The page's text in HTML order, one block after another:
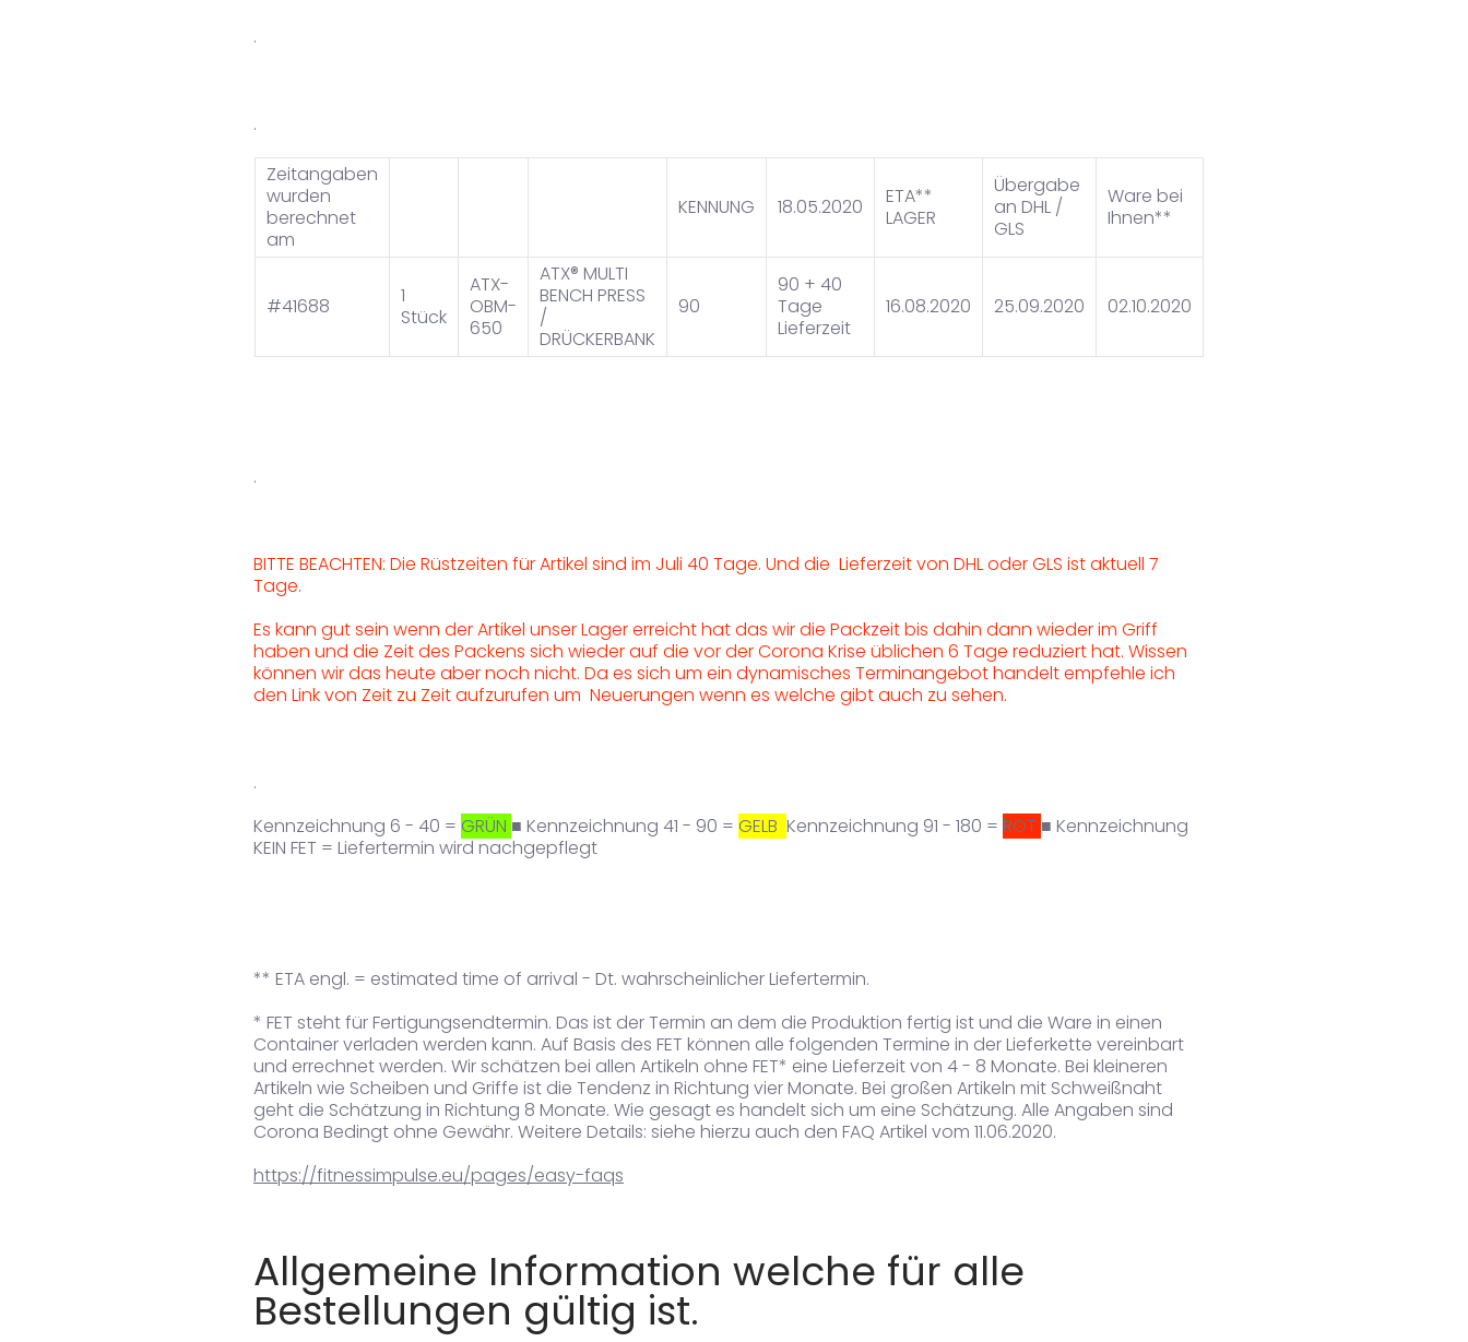
.
.
Zeitangaben
wurden
berechnet
am
KENNUNG 18.05.2020
ETA**
LAGER
Übergabe
an DHL /
GLS
Ware bei
Ihnen**
#41688
1
Stück
ATX-
OBM-
650
ATX® MULTI
BENCH PRESS
/
DRÜCKERBANK
90
90 + 40
Tage
Lieferzeit
16.08.2020 25.09.2020 02.10.2020
.
BITTE BEACHTEN: Die Rüstzeiten für Artikel sind im Juli 40 Tage. Und die Lieferzeit von DHL oder GLS ist aktuell 7
Tage.
Es kann gut sein wenn der Artikel unser Lager erreicht hat das wir die Packzeit bis dahin dann wieder im Griff
haben und die Zeit des Packens sich wieder auf die vor der Corona Krise üblichen 6 Tage reduziert hat. Wissen
können wir das heute aber noch nicht. Da es sich um ein dynamisches Terminangebot handelt empfehle ich
den Link von Zeit zu Zeit aufzurufen um Neuerungen wenn es welche gibt auch zu sehen.
.
Kennzeichnung 6 - 40 = GRÜN ■ Kennzeichnung 41 - 90 = GELB Kennzeichnung 91 - 180 = ROT ■ Kennzeichnung
KEIN FET = Liefertermin wird nachgepflegt
** ETA engl. = estimated time of arrival - Dt. wahrscheinlicher Liefertermin.
* FET steht für Fertigungsendtermin. Das ist der Termin an dem die Produktion fertig ist und die Ware in einen
Container verladen werden kann. Auf Basis des FET können alle folgenden Termine in der Lieferkette vereinbart
und errechnet werden. Wir schätzen bei allen Artikeln ohne FET* eine Lieferzeit von 4 - 8 Monate. Bei kleineren
Artikeln wie Scheiben und Griffe ist die Tendenz in Richtung vier Monate. Bei großen Artikeln mit Schweißnaht
geht die Schätzung in Richtung 8 Monate. Wie gesagt es handelt sich um eine Schätzung. Alle Angaben sind
Corona Bedingt ohne Gewähr. Weitere Details: siehe hierzu auch den FAQ Artikel vom 11.06.2020.
https://fitnessimpulse.eu/pages/easy-faqs
Allgemeine Information welche für alle
Bestellungen gültig ist.